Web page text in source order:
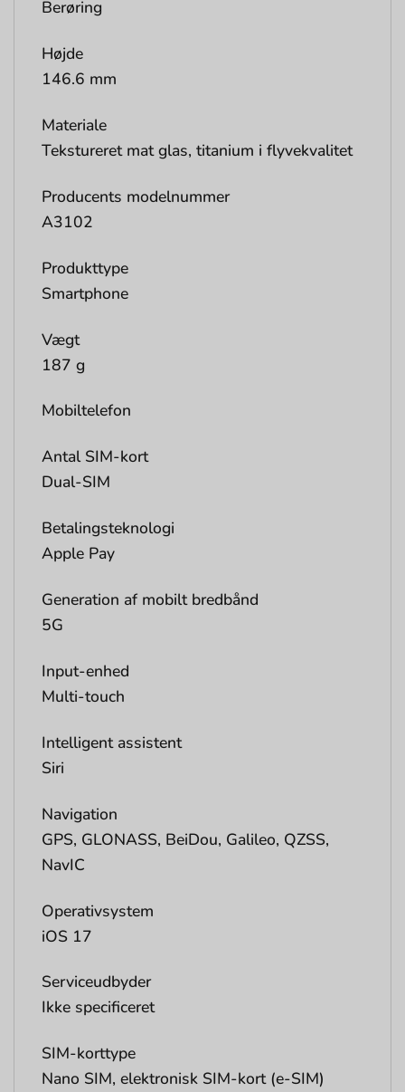
Berøring
Højde
146.6 mm
Materiale
Tekstureret mat glas, titanium i flyvekvalitet
Producents modelnummer
A3102
Produkttype
Smartphone
Vægt
187 g
Mobiltelefon
Antal SIM-kort
Dual-SIM
Betalingsteknologi
Apple Pay
Generation af mobilt bredbånd
5G
Input-enhed
Multi-touch
Intelligent assistent
Siri
Navigation
GPS, GLONASS, BeiDou, Galileo, QZSS,
NavIC
Operativsystem
iOS 17
Serviceudbyder
Ikke specificeret
SIM-korttype
Nano SIM, elektronisk SIM-kort (e-SIM)